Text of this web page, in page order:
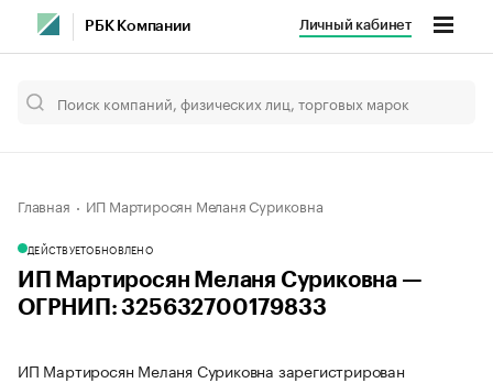
РБК Компании Личный кабинет
Главная ИП Мартиросян Меланя Суриковна
ДЕЙСТВУЕТОБНОВЛЕНО
ИП Мартиросян Меланя Суриковна —
ОГРНИП: 325632700179833
ИП Мартиросян Меланя Суриковна зарегистрирован